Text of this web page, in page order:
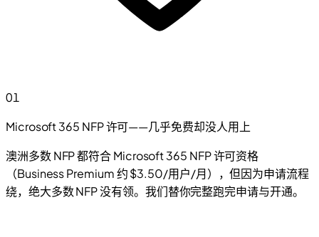
01
Microsoft 365 NFP 许可——几乎免费却没人用上
澳洲多数 NFP 都符合 Microsoft 365 NFP 许可资格
（Business Premium 约 $3.50/用户/月），但因为申请流程
绕，绝大多数 NFP 没有领。我们替你完整跑完申请与开通。